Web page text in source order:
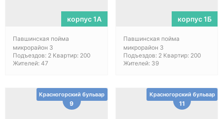
корпус 1А
Павшинская пойма
микрорайон 3
Подъездов: 2 Квартир: 200
Жителей: 47
корпус 1Б
Павшинская пойма
микрорайон 3
Подъездов: 2 Квартир: 200
Жителей: 39
Красногорский бульвар
9
Красногорский бульвар
11